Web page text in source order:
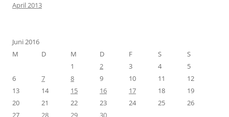
April 2013
Juni 2016
M
D M D F S
S
1
2 3 4
5
6
7 8 9 10 11
12
13
14 15 16 17 18
19
20
21 22 23 24 25
26
27
28 29 30